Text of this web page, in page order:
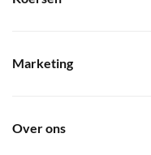
Marketing
Over ons